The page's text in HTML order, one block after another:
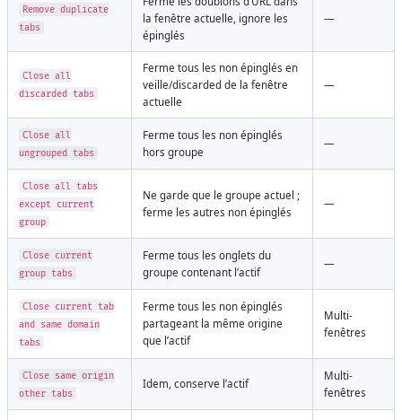
Remove duplicate
tabs
la fenêtre actuelle, ignore les
épinglés
—
Close all
discarded tabs
Ferme tous les non épinglés en
veille/discarded de la fenêtre
actuelle
—
Close all
ungrouped tabs
Ferme tous les non épinglés
hors groupe
—
Close all tabs
except current
group
Ne garde que le groupe actuel ;
ferme les autres non épinglés
—
Close current
group tabs
Ferme tous les onglets du
groupe contenant l’actif
—
Close current tab
and same domain
tabs
Ferme tous les non épinglés
partageant la même origine
que l’actif
Multi-
fenêtres
Close same origin
other tabs
Idem, conserve l’actif
Multi-
fenêtres